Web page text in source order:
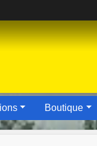
Boutique